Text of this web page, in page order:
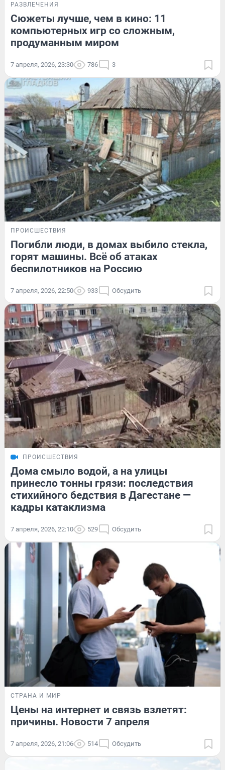
РАЗВЛЕЧЕНИЯ
Сюжеты лучше, чем в кино: 11
компьютерных игр со сложным,
продуманным миром
7 апреля, 2026, 23:30 786 3
ПРОИСШЕСТВИЯ
Погибли люди, в домах выбило стекла,
горят машины. Всё об атаках
беспилотников на Россию
7 апреля, 2026, 22:50 933 Обсудить
ПРОИСШЕСТВИЯ
Дома смыло водой, а на улицы
принесло тонны грязи: последствия
стихийного бедствия в Дагестане —
кадры катаклизма
7 апреля, 2026, 22:10 529 Обсудить
СТРАНА И МИР
Цены на интернет и связь взлетят:
причины. Новости 7 апреля
7 апреля, 2026, 21:06 514 Обсудить